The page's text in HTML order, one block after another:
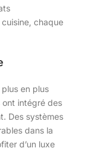
chaque
en plus
ont intégré des
Des systèmes
dans la
d’un luxe